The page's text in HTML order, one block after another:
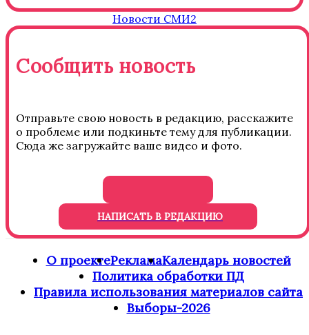
Новости СМИ2
Сообщить новость
Отправьте свою новость в редакцию, расскажите
о проблеме или подкиньте тему для публикации.
Сюда же загружайте ваше видео и фото.
НАПИСАТЬ В РЕДАКЦИЮ
О проектеРекламаКалендарь новостей
Политика обработки ПД
Правила использования материалов сайта
Выборы-2026